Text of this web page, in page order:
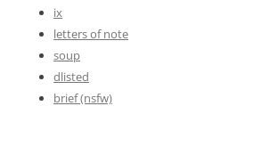
ix
letters of note
soup
dlisted
brief (nsfw)